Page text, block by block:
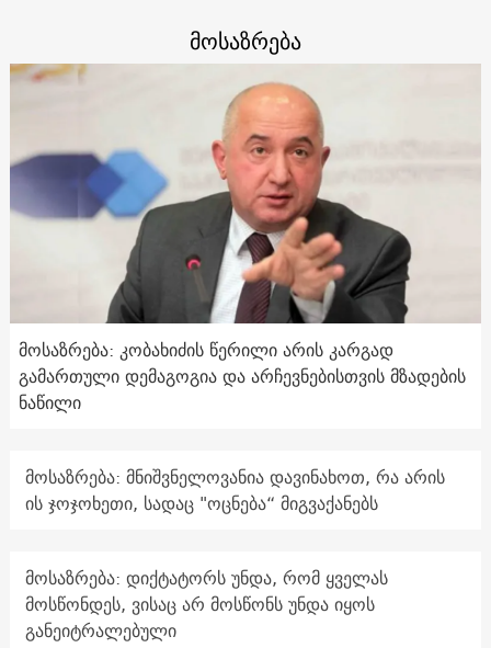
მოსაზრება
მოსაზრება: კობახიძის წერილი არის კარგად
გამართული დემაგოგია და არჩევნებისთვის მზადების
ნაწილი
მოსაზრება: მნიშვნელოვანია დავინახოთ, რა არის
ის ჯოჯოხეთი, სადაც "ოცნება“ მიგვაქანებს
მოსაზრება: დიქტატორს უნდა, რომ ყველას
მოსწონდეს, ვისაც არ მოსწონს უნდა იყოს
განეიტრალებული